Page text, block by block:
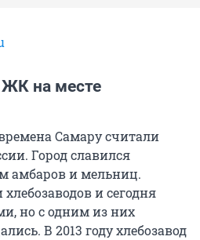
на месте
Самару считали
Город славился
амбаров и мельниц.
и сегодня
но с одним из них
В 2013 году хлебозавод